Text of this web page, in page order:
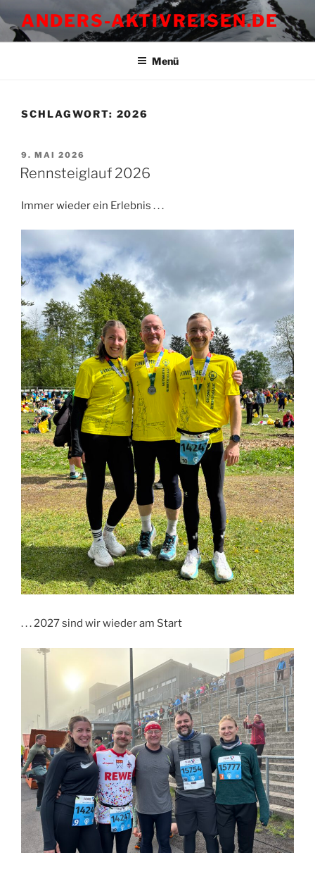
Inhalt
springen
ANDERS-AKTIVREISEN.DE
Menü
SCHLAGWORT: 2026
VERÖFFENTLICHT
AM
9. MAI 2026
Rennsteiglauf 2026
Immer wieder ein Erlebnis . . .
. . . 2027 sind wir wieder am Start